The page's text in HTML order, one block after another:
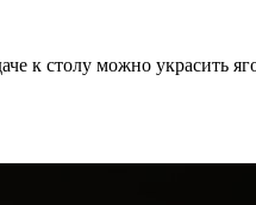
к столу можно украсить